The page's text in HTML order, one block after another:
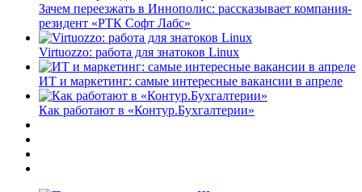
Зачем переезжать в Иннополис: рассказывает компания-
резидент «РТК Софт Лабс»
Virtuozzo: работа для знатоков Linux
ИТ и маркетинг: самые интересные вакансии в апреле
Как работают в «Контур.Бухгалтерии»